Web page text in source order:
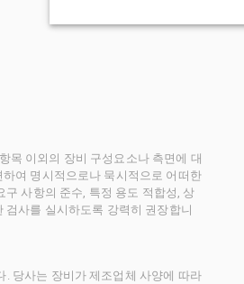
목 이외의 장비 구성요소나 측면에 대
여 명시적으로나 묵시적으로 어떠한
사항의 준수, 특정 용도 적합성, 상
사를 실시하도록 강력히 권장합니
당사는 장비가 제조업체 사양에 따라